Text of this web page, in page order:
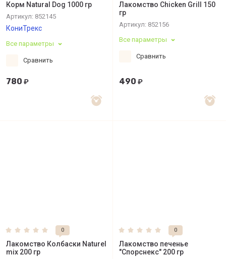
Корм Natural Dog 1000 гр
Артикул: 852145
КониТрекс
Все параметры
Сравнить
780 ₽
Лакомство Chicken Grill 150
гр
Артикул: 852156
Все параметры
Сравнить
490 ₽
0
Лакомство Колбаски Naturel
mix 200 гр
0
Лакомство печенье
"Спорснекс" 200 гр